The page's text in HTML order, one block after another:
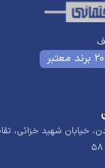
خیابان شهید خزائی،